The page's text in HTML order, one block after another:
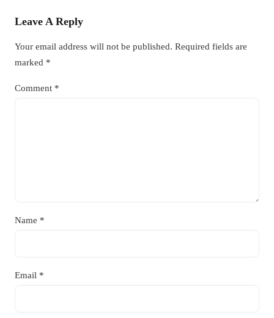
Leave A Reply
Your email address will not be published. Required fields are
marked *
Comment *
Name *
Email *